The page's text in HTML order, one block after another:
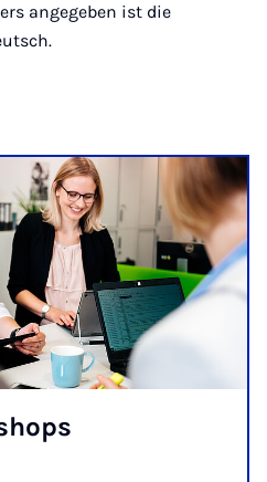
angegeben ist die